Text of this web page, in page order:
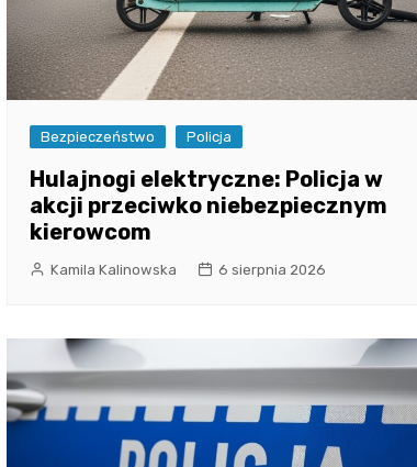
Bezpieczeństwo Policja
Hulajnogi elektryczne: Policja w
akcji przeciwko niebezpiecznym
kierowcom
Kamila Kalinowska 6 sierpnia 2026